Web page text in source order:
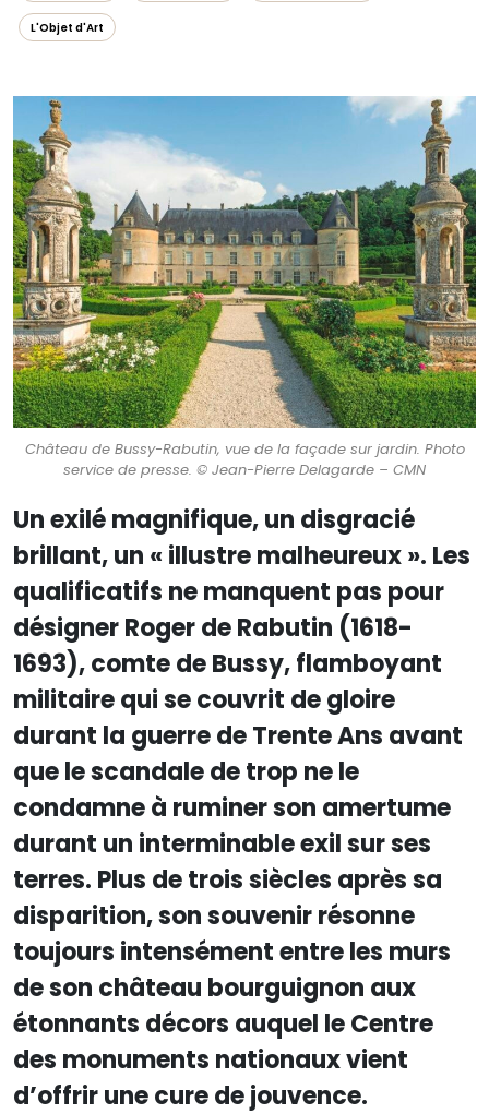
L'Objet d'Art
Château de Bussy-Rabutin, vue de la façade sur jardin. Photo
service de presse. © Jean-Pierre Delagarde – CMN
Un exilé magnifique, un disgracié
brillant, un « illustre malheureux ». Les
qualificatifs ne manquent pas pour
désigner Roger de Rabutin (1618-
1693), comte de Bussy, flamboyant
militaire qui se couvrit de gloire
durant la guerre de Trente Ans avant
que le scandale de trop ne le
condamne à ruminer son amertume
durant un interminable exil sur ses
terres. Plus de trois siècles après sa
disparition, son souvenir résonne
toujours intensément entre les murs
de son château bourguignon aux
étonnants décors auquel le Centre
des monuments nationaux vient
d’offrir une cure de jouvence.